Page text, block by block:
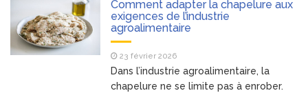
Comment adapter la chapelure aux
exigences de l’industrie
agroalimentaire
23 février 2026
Dans l’industrie agroalimentaire, la
chapelure ne se limite pas à enrober.